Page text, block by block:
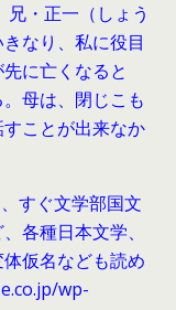
・正一（しょう
なり、私に役目
に亡くなると
母は、閉じこも
ことが出来なか
すぐ文学部国文
各種日本文学、
仮名なども読め
wp-